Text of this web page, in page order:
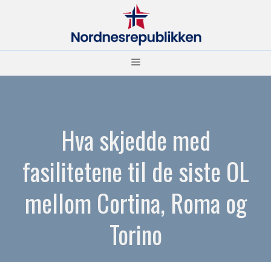
Meny
Hva skjedde med
fasilitetene til de siste OL
mellom Cortina, Roma og
Torino